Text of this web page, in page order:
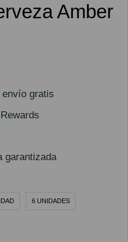
Amber
envío gratis
garantizada
6 UNIDADES